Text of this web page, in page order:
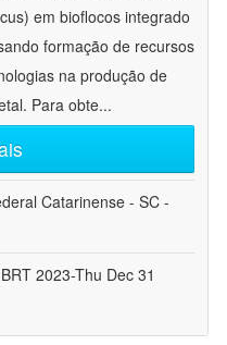
em bioflocos integrado
formação de recursos
na produção de
Para obte...
Catarinense - SC -
2023-Thu Dec 31